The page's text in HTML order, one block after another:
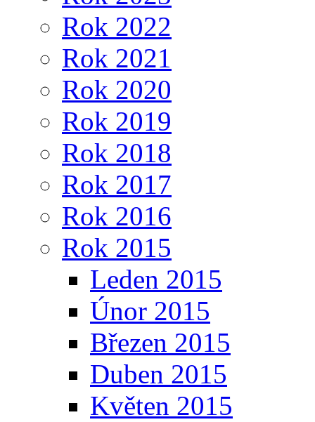
Rok 2022
Rok 2021
Rok 2020
Rok 2019
Rok 2018
Rok 2017
Rok 2016
Rok 2015
Leden 2015
Únor 2015
Březen 2015
Duben 2015
Květen 2015